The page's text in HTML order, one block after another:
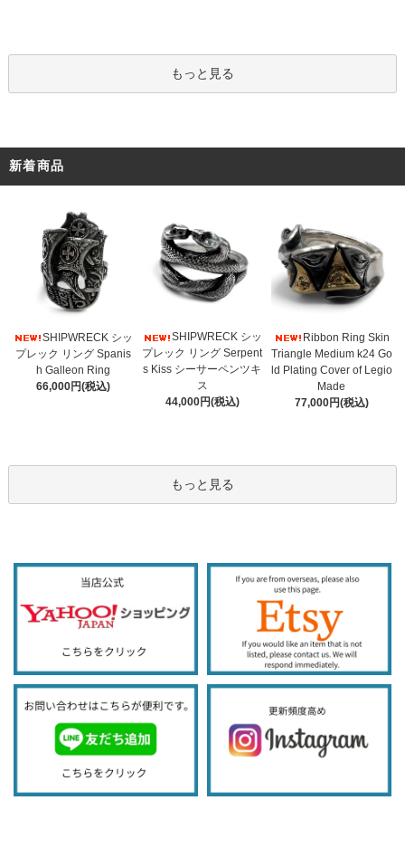
もっと見る
新着商品
SHIPWRECK シッ
プレック リング Spanis
h Galleon Ring
66,000円(税込)
SHIPWRECK シッ
プレック リング Serpent
s Kiss シーサーペンツキ
ス
44,000円(税込)
Ribbon Ring Skin
Triangle Medium k24 Go
ld Plating Cover of Legio
Made
77,000円(税込)
もっと見る